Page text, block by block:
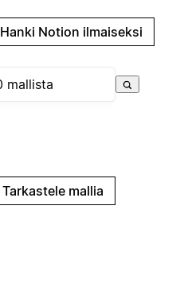
Hanki Notion ilmaiseksi
Tarkastele mallia